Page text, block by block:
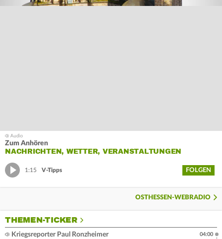
Zum Anhören
NACHRICHTEN, WETTER, VERANSTALTUNGEN
1:15 V-Tipps FOLGEN
OSTHESSEN-WEBRADIO
THEMEN-TICKER
Kriegsreporter Paul Ronzheimer
04:00